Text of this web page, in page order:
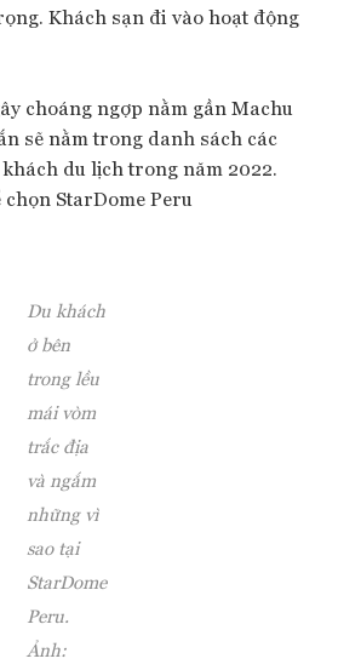
Khách sạn đi vào hoạt động
choáng ngợp nằm gần Machu
sẽ nằm trong danh sách các
du lịch trong năm 2022.
StarDome Peru
Du khách
ở bên
trong lều
mái vòm
trắc địa
và ngắm
những vì
sao tại
StarDome
Peru.
Ảnh: